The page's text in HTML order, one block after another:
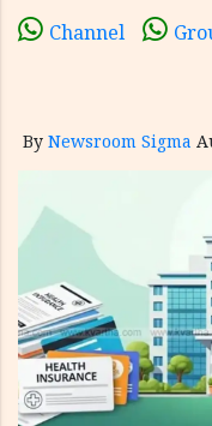
Channel
By Newsroom Sigma